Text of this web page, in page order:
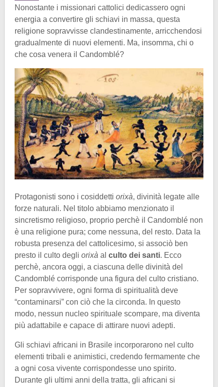
Nonostante i missionari cattolici dedicassero ogni
energia a convertire gli schiavi in massa, questa
religione sopravvisse clandestinamente, arricchendosi
gradualmente di nuovi elementi. Ma, insomma, chi o
che cosa venera il Candomblé?
Protagonisti sono i cosiddetti orixà, divinità legate alle
forze naturali. Nel titolo abbiamo menzionato il
sincretismo religioso, proprio perchè il Candomblé non
è una religione pura; come nessuna, del resto. Data la
robusta presenza del cattolicesimo, si associò ben
presto il culto degli orixà al culto dei santi. Ecco
perchè, ancora oggi, a ciascuna delle divinità del
Candomblé corrisponde una figura del culto cristiano.
Per sopravvivere, ogni forma di spiritualità deve
“contaminarsi” con ciò che la circonda. In questo
modo, nessun nucleo spirituale scompare, ma diventa
più adattabile e capace di attirare nuovi adepti.
Gli schiavi africani in Brasile incorporarono nel culto
elementi tribali e animistici, credendo fermamente che
a ogni cosa vivente corrispondesse uno spirito.
Durante gli ultimi anni della tratta, gli africani si